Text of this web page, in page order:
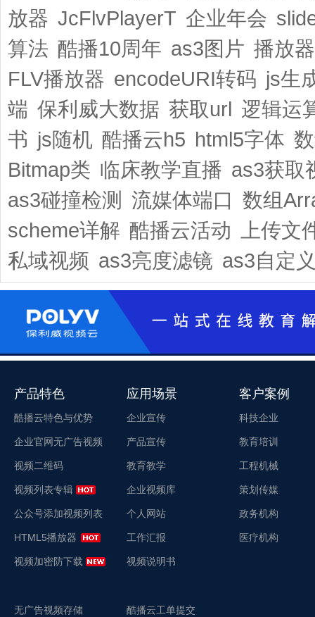
放器 JcFlvPlayerT 企业年会
算法 酷播10周年 as3图片 播放
FLV播放器 encodeURI转码 js生
端 保利威大数据 获取url 逻辑运
书 js随机 酷播云h5 html5字体
Bitmap类 临床教学直播 as3获取
as3碰撞检测 流媒体端口 数组
scheme详解 酷播云活动
上传文
私域视频 as3亮度滤镜 as3自定
产品特色
酷播云特色与优势
企业官网无广告视频
视频二维码
视频列表专辑
公众号添加视频列表
HTML5播放器
视频加密防下载
无广告视频存储
应用场景
企业宣传
产品宣传
教育教学
企业视频库
个人网站
工作汇报
视频说明书
酷播云工单提交
客户案例
科技企业
教育培训
工程机械
策划传媒
政务机构
医疗机构